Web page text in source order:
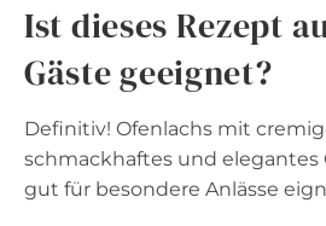
Ist dieses Rezept
Gäste geeignet?
Definitiv! Ofenlachs mit
schmackhaftes und elegantes
gut für besondere Anlässe